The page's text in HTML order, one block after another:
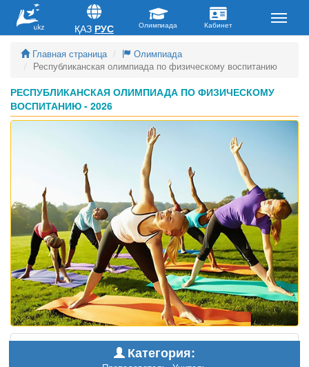
Главная страница
Олимпиада
Республиканская олимпиада по физическому воспитанию
РЕСПУБЛИКАНСКАЯ ОЛИМПИАДА ПО ФИЗИЧЕСКОМУ
ВОСПИТАНИЮ - 2026
Категория:
ҚАЗ РУС